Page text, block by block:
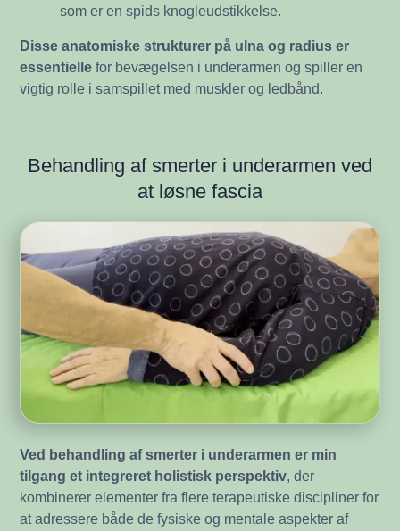
som er en spids knogleudstikkelse.
Disse anatomiske strukturer på ulna og radius er
essentielle for bevægelsen i underarmen og spiller en
vigtig rolle i samspillet med muskler og ledbånd.
Behandling af smerter i underarmen ved
at løsne fascia
Ved behandling af smerter i underarmen er min
tilgang et integreret holistisk perspektiv, der
kombinerer elementer fra flere terapeutiske discipliner for
at adressere både de fysiske og mentale aspekter af